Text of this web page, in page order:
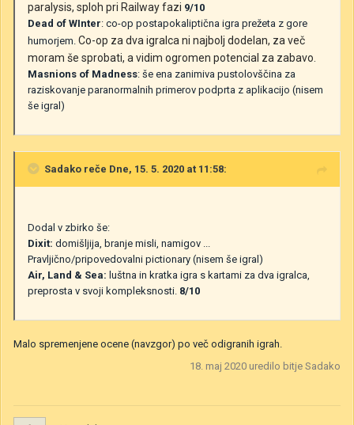
paralysis, sploh pri Railway fazi 9/10
Dead of WInter: co-op postapokaliptična igra prežeta z gore
humorjem. Co-op za dva igralca ni najbolj dodelan, za več
moram še sprobati, a vidim ogromen potencial za zabavo.
Masnions of Madness: še ena zanimiva pustolovščina za
raziskovanje paranormalnih primerov podprta z aplikacijo (nisem
še igral)
Sadako reče Dne, 15. 5. 2020 at 11:58:
Dodal v zbirko še:
Dixit: domišljija, branje misli, namigov ...
Pravljično/pripovedovalni pictionary (nisem še igral)
Air, Land & Sea: luštna in kratka igra s kartami za dva igralca,
preprosta v svoji kompleksnosti. 8/10
Malo spremenjene ocene (navzgor) po več odigranih igrah.
18. maj 2020 uredilo bitje Sadako